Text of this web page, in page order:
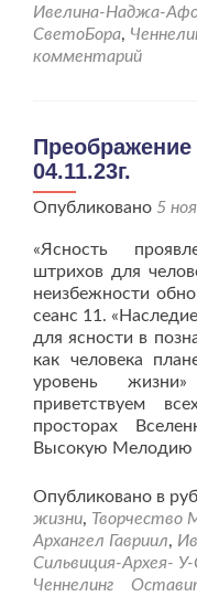
Ивелина-Наджа-
СветоБора,
комментарий
04.11.23г.
Опубликовано 5
«Ясность
штрихов для
неизбежности
сеанс 11.
для ясности в
как человека
уровень
приветствуем
просторах
Высокую Мелодию
Опубликовано в
жизни, Творчество
Архангел Гавриил,
Сильвиция-Архея-
Ченнелинг